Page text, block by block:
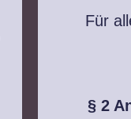
Für
§ 2